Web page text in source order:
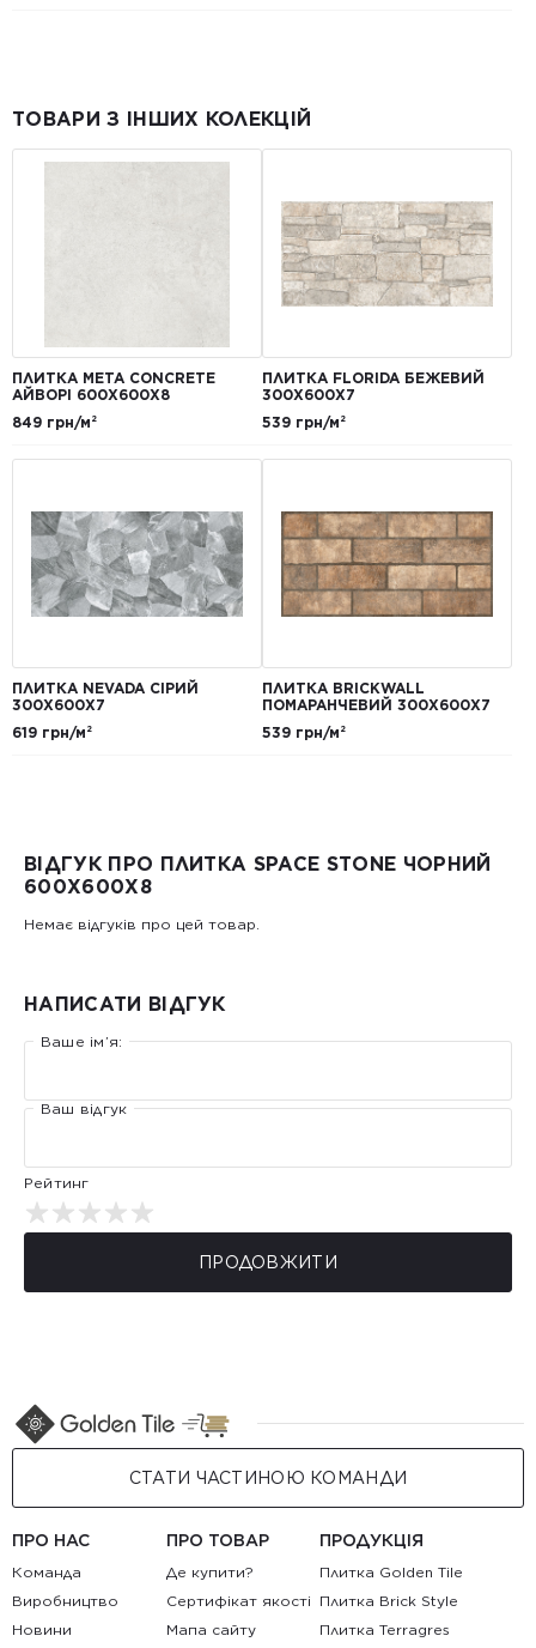
ТОВАРИ З ІНШИХ КОЛЕКЦІЙ
ПЛИТКА META CONCRETE
АЙВОРІ 600Х600Х8
849 грн/м²
ПЛИТКА FLORIDA БЕЖЕВИЙ
300Х600Х7
539 грн/м²
ПЛИТКА NEVADA СІРИЙ
300Х600Х7
619 грн/м²
ПЛИТКА BRICKWALL
ПОМАРАНЧЕВИЙ 300Х600Х7
539 грн/м²
ВІДГУК ПРО ПЛИТКА SPACE STONE ЧОРНИЙ
600X600X8
Немає відгуків про цей товар.
НАПИСАТИ ВІДГУК
Ваше ім’я:
Ваш відгук
Рейтинг
ПРОДОВЖИТИ
СТАТИ ЧАСТИНОЮ КОМАНДИ
ПРО НАС
Команда
Виробництво
Новини
ПРО ТОВАР
Де купити?
Сертифікат якості
Мапа сайту
ПРОДУКЦІЯ
Плитка Golden Tile
Плитка Brick Style
Плитка Terragres